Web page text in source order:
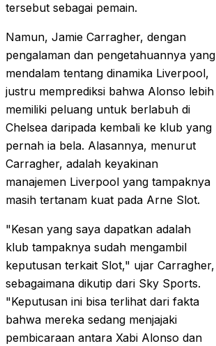
tersebut sebagai pemain.
Namun, Jamie Carragher, dengan
pengalaman dan pengetahuannya yang
mendalam tentang dinamika Liverpool,
justru memprediksi bahwa Alonso lebih
memiliki peluang untuk berlabuh di
Chelsea daripada kembali ke klub yang
pernah ia bela. Alasannya, menurut
Carragher, adalah keyakinan
manajemen Liverpool yang tampaknya
masih tertanam kuat pada Arne Slot.
"Kesan yang saya dapatkan adalah
klub tampaknya sudah mengambil
keputusan terkait Slot," ujar Carragher,
sebagaimana dikutip dari Sky Sports.
"Keputusan ini bisa terlihat dari fakta
bahwa mereka sedang menjajaki
pembicaraan antara Xabi Alonso dan